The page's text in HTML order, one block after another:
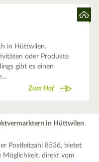
in Hüttwilen.
oder Produkte
gibt es einen
Zum Hof
in Hüttwilen
Postleitzahl 8536, bietet
Möglichkeit, direkt vom